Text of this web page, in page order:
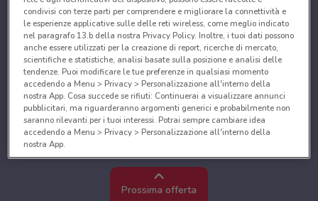
Prossima offerta
condivisi con terze parti per comprendere e migliorare la connettività e
le esperienze applicative sulle delle reti wireless, come meglio indicato
nel paragrafo 13.b della nostra Privacy Policy. Inoltre, i tuoi dati possono
anche essere utilizzati per la creazione di report, ricerche di mercato,
scientifiche e statistiche, analisi basate sulla posizione e analisi delle
tendenze. Puoi modificare le tue preferenze in qualsiasi momento
accedendo a Menu > Privacy > Personalizzazione all'interno della
nostra App. Cosa succede se rifiuti: Continuerai a visualizzare annunci
pubblicitari, ma riguarderanno argomenti generici e probabilmente non
saranno rilevanti per i tuoi interessi. Potrai sempre cambiare idea
accedendo a Menu > Privacy > Personalizzazione all'interno della
nostra App.
Noi e i nostri partner trattiamo i dati per fornire:
Utilizzare dati di geolocalizzazione precisi. Scansione attiva delle
caratteristiche del dispositivo ai fini dell’identificazione. Archiviare